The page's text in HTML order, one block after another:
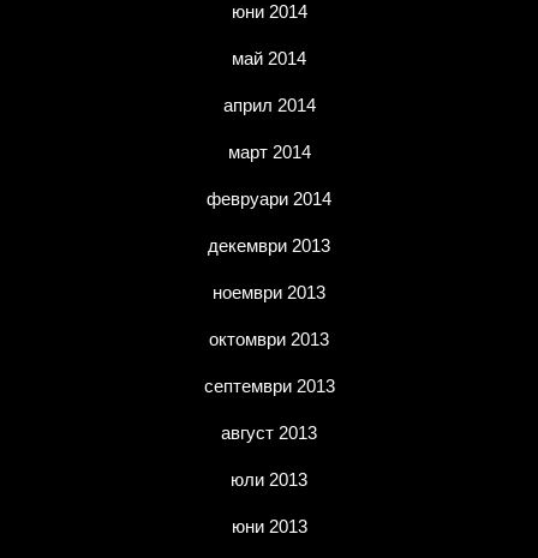
юни 2014
май 2014
април 2014
март 2014
февруари 2014
декември 2013
ноември 2013
октомври 2013
септември 2013
август 2013
юли 2013
юни 2013